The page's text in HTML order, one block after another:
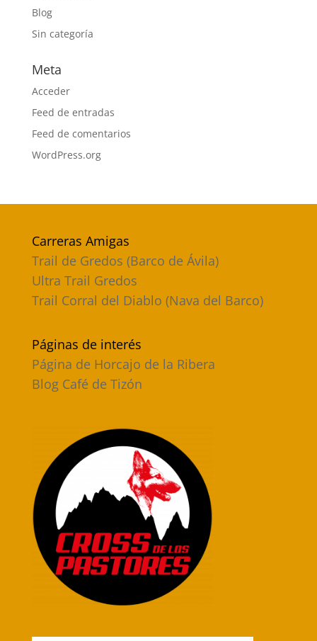
Blog
Sin categoría
Meta
Acceder
Feed de entradas
Feed de comentarios
WordPress.org
Carreras Amigas
Trail de Gredos (Barco de Ávila)
Ultra Trail Gredos
Trail Corral del Diablo (Nava del Barco)
Páginas de interés
Página de Horcajo de la Ribera
Blog Café de Tizón